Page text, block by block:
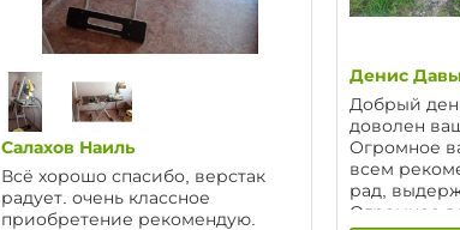
Салахов Наиль
Всё хорошо спасибо, верстак
радует. очень классное
приобретение рекомендую.
Денис
Добрый
доволен
Огромное
всем
рад,
Огромное